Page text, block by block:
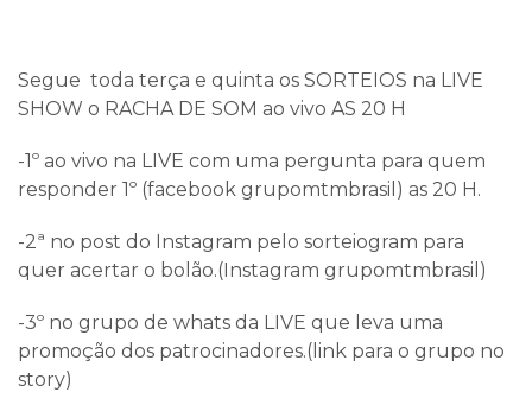
Segue toda terça e quinta os SORTEIOS na LIVE
SHOW o RACHA DE SOM ao vivo AS 20 H
-1º ao vivo na LIVE com uma pergunta para quem
responder 1º (facebook grupomtmbrasil) as 20 H.
-2ª no post do Instagram pelo sorteiogram para
quer acertar o bolão.(Instagram grupomtmbrasil)
-3º no grupo de whats da LIVE que leva uma
promoção dos patrocinadores.(link para o grupo no
story)